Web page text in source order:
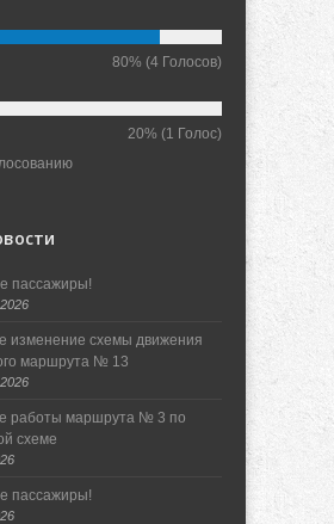
80% (4 Голосов)
20% (1 Голос)
пассажиры!
изменение схемы движения
маршрута № 13
работы маршрута № 3 по
схеме
пассажиры!